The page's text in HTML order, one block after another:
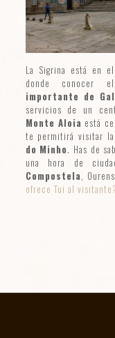
La Sigrina está en
donde conocer
importante de
servicios de un
Monte Aloia está
te permitirá visitar
do Minho. Has de
una hora de
Compostela,
ofrece Tui al